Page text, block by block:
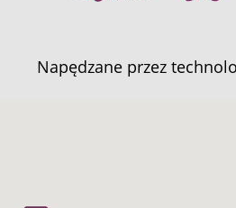
Napędzane przez